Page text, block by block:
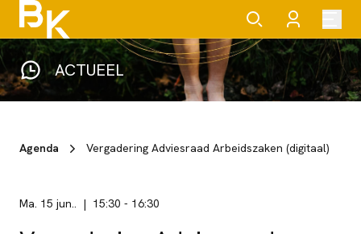
ACTUEEL
Agenda Vergadering Adviesraad Arbeidszaken (digitaal)
ma. 15 jun.. 15:30 - 16:30